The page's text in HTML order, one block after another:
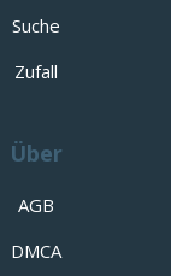
Suche
Zufall
Über
AGB
DMCA